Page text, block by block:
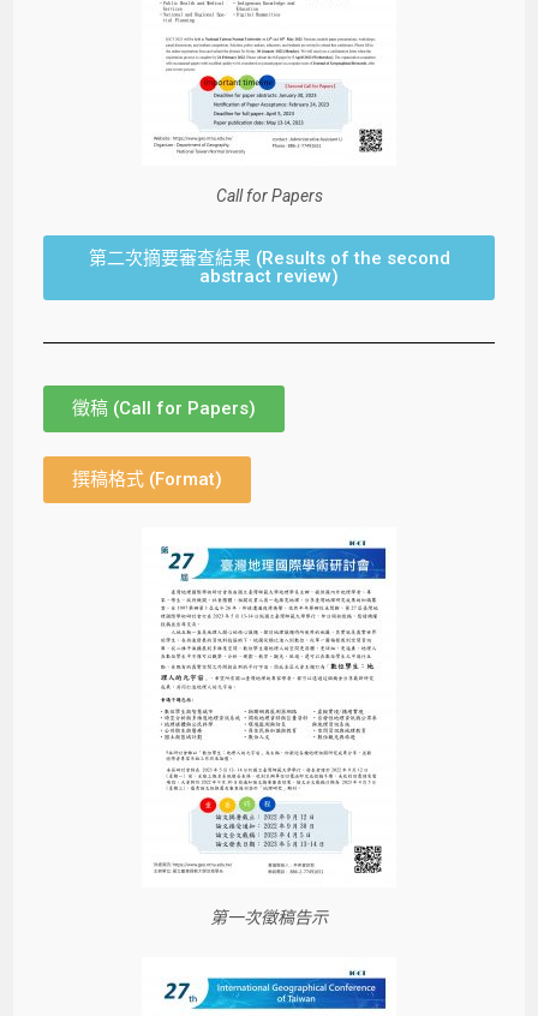
Call for Papers
第二次摘要審查結果 (Results of the second
abstract review)
徵稿 (Call for Papers)
撰稿格式 (Format)
第一次徵稿告示